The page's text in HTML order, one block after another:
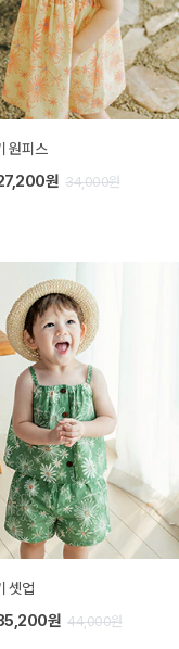
아기 뷔스티에
원 27,000원
아기 민소매 티셔츠
원 27,000원